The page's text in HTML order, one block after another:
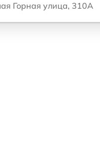
Горная улица, 310А